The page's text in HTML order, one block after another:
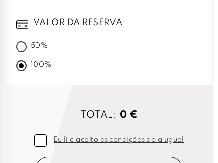
VALOR DA RESERVA
50%
100%
TOTAL: 0 €
Eu li e aceito as condições do aluguel